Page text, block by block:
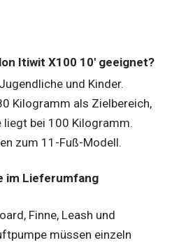
Itiwit X100 10' geeignet?
und Kinder.
Kilogramm als Zielbereich,
liegt bei 100 Kilogramm.
zum 11-Fuß-Modell.
im Lieferumfang
Finne, Leash und
müssen einzeln